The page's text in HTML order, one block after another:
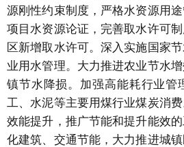
源刚性约束制度，严格水资源用
项目水资源论证，完善取水许可
区新增取水许可。深入实施国家
业用水管理。大力推进农业节水
镇节水降损。加强高能耗行业管
工、水泥等主要用煤行业煤炭消
效能提升，推广节能和提升能效
化建筑、交通节能，大力推进城